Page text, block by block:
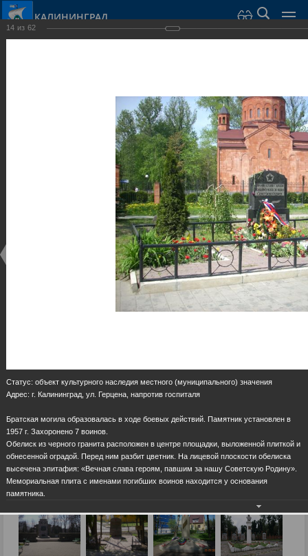
КАЛИНИНГРАД
Скульптуры и мемориалы
14 из 62
Статус: объект культурного наследия местного (муниципального) значения
Адрес: г. Калининград, ул. Герцена, напротив госпиталя
Братская могила образовалась в ходе боевых действий. Памятник установлен в
1957 г. Захоронено 7 воинов.
Обелиск из черного гранита расположен в центре площадки, выложенной плиткой и
обнесенной оградой. Перед ним разбит цветник. На лицевой плоскости обелиска
высечена эпитафия: «Вечная слава героям, павшим за нашу Советскую Родину».
Мемориальная плита с именами погибших воинов находится у основания
памятника.